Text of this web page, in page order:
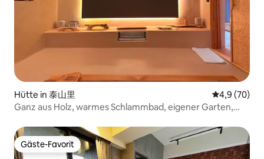
Hütte in 泰山里
4,9 (70)
Ganz aus Holz, warmes Schlammbad, eigener Garten,
intelligente Haus "Fuju"
Gäste-Favorit
Gäste-Favorit